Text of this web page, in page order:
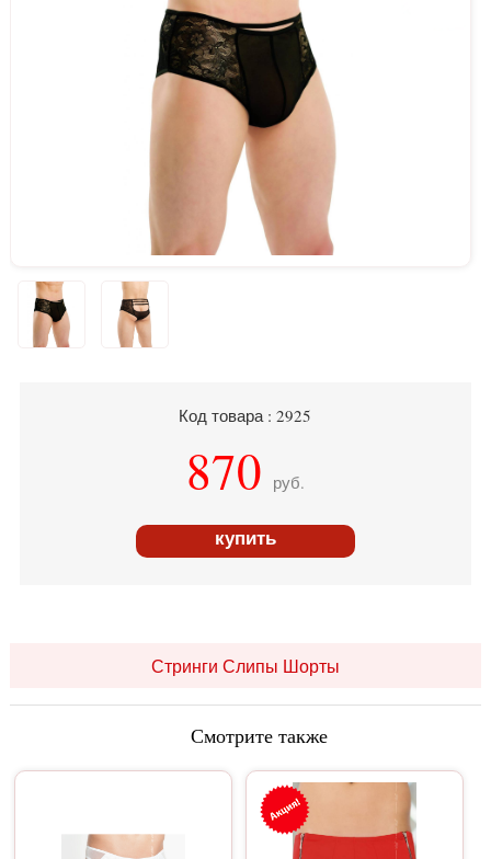
Код товара : 2925
870 руб.
купить
Стринги Слипы Шорты
Смотрите также